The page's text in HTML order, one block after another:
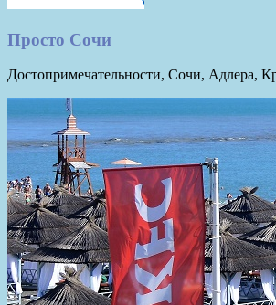
Просто Сочи
Достопримечательности, Сочи, Адлера,